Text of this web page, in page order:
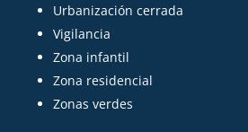
Urbanización cerrada
Vigilancia
Zona infantil
Zona residencial
Zonas verdes